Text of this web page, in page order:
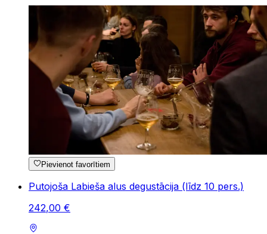
Pievienot favorītiem
Putojoša Labieša alus degustācija (līdz 10 pers.)
242,00 €